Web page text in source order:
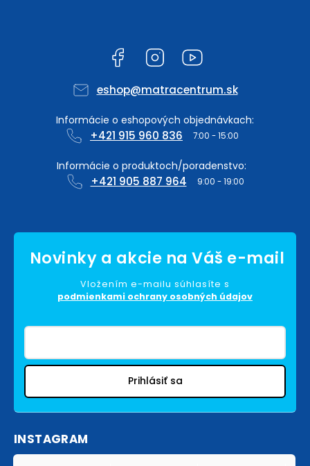
Facebook Instagram
eshop@matracentrum.sk
+421 915 960 836
+421 905 887 964
Vložením e-mailu súhlasíte s
podmienkami ochrany osobných údajov
Prihlásiť sa
INSTAGRAM